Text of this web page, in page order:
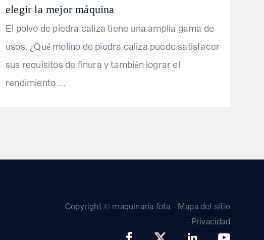
elegir la mejor máquina
El polvo de piedra caliza tiene una amplia gama de
usos. ¿Qué molino de piedra caliza puede satisfacer
sus requisitos de finura y también lograr el
rendimiento ...
Copyright © maquinaria fota - Mapa del sitio
- Privacidad